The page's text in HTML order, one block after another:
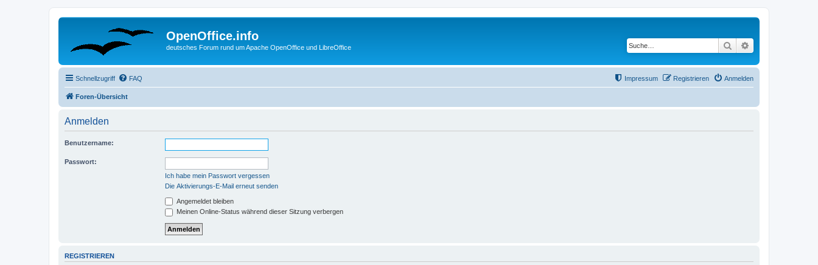
OpenOffice.info
deutsches Forum rund um Apache OpenOffice und LibreOffice Suche
Schnellzugriff FAQ Anmelden
Registrieren
Impressum
Foren-Übersicht
Anmelden
Benutzername:
Passwort:
Ich habe mein Passwort vergessen
Die Aktivierungs-E-Mail erneut senden
Angemeldet bleiben
Meinen Online-Status während dieser Sitzung verbergen
REGISTRIEREN